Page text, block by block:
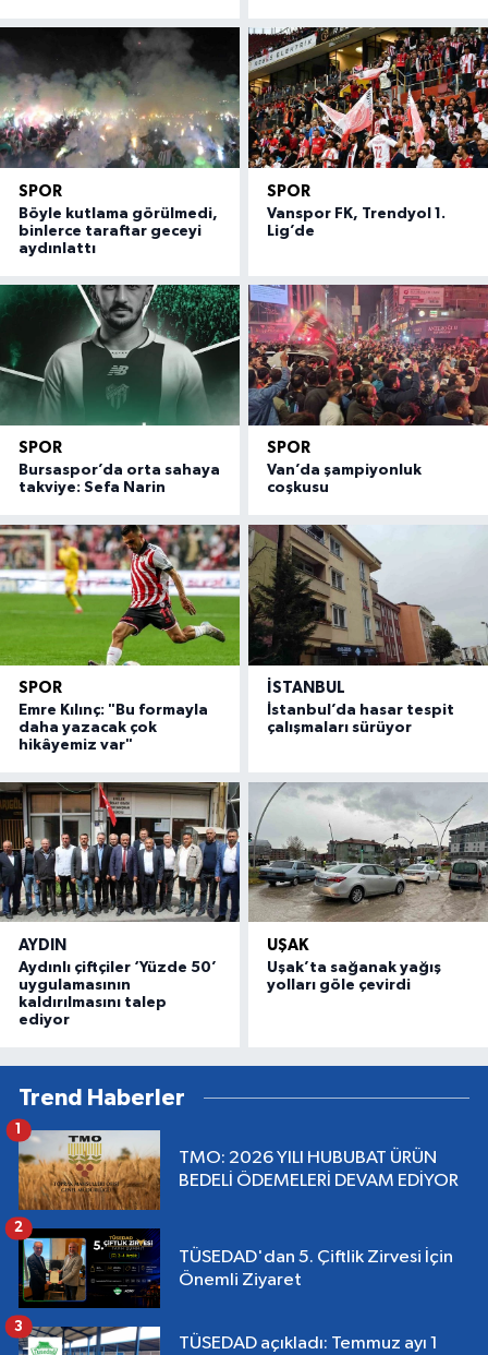
SPOR
Böyle kutlama görülmedi,
binlerce taraftar geceyi
aydınlattı
SPOR
Vanspor FK, Trendyol 1.
Lig’de
SPOR
Bursaspor’da orta sahaya
takviye: Sefa Narin
SPOR
Van’da şampiyonluk
coşkusu
SPOR
Emre Kılınç: "Bu formayla
daha yazacak çok
hikâyemiz var"
İSTANBUL
İstanbul’da hasar tespit
çalışmaları sürüyor
AYDIN
Aydınlı çiftçiler ‘Yüzde 50’
uygulamasının
kaldırılmasını talep
ediyor
UŞAK
Uşak’ta sağanak yağış
yolları göle çevirdi
Trend Haberler
TMO: 2026 YILI HUBUBAT ÜRÜN
BEDELİ ÖDEMELERİ DEVAM EDİYOR
1
TÜSEDAD'dan 5. Çiftlik Zirvesi İçin
Önemli Ziyaret
2
TÜSEDAD açıkladı: Temmuz ayı 1
3